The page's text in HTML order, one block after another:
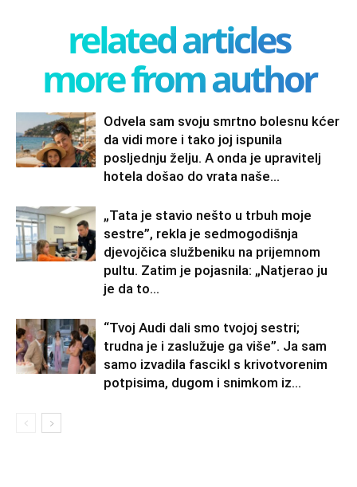
related articles
more from author
Odvela sam svoju smrtno bolesnu kćer
da vidi more i tako joj ispunila
posljednju želju. A onda je upravitelj
hotela došao do vrata naše...
„Tata je stavio nešto u trbuh moje
sestre”, rekla je sedmogodišnja
djevojčica službeniku na prijemnom
pultu. Zatim je pojasnila: „Natjerao ju
je da to...
“Tvoj Audi dali smo tvojoj sestri;
trudna je i zaslužuje ga više”. Ja sam
samo izvadila fascikl s krivotvorenim
potpisima, dugom i snimkom iz...